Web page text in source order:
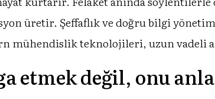
üretir. Şeffaflık ve doğru bilgi
mühendislik teknolojileri, uzun vadeli
etmek değil, onu